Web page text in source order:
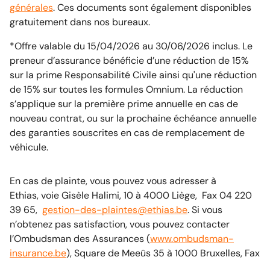
générales. Ces documents sont également disponibles
gratuitement dans nos bureaux.
*Offre valable du 15/04/2026 au 30/06/2026 inclus. Le
preneur d’assurance bénéficie d’une réduction de 15%
sur la prime Responsabilité Civile ainsi qu'une réduction
de 15% sur toutes les formules Omnium. La réduction
s’applique sur la première prime annuelle en cas de
nouveau contrat, ou sur la prochaine échéance annuelle
des garanties souscrites en cas de remplacement de
véhicule.
En cas de plainte, vous pouvez vous adresser à
Ethias, voie Gisèle Halimi, 10 à 4000 Liège, Fax 04 220
39 65, gestion-des-plaintes@ethias.be. Si vous
n’obtenez pas satisfaction, vous pouvez contacter
l’Ombudsman des Assurances (www.ombudsman-
insurance.be), Square de Meeûs 35 à 1000 Bruxelles, Fax